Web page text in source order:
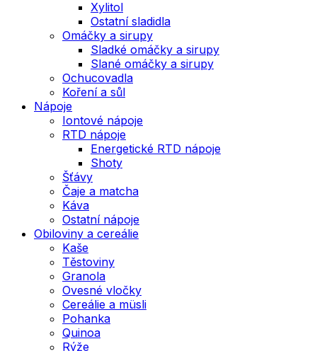
Xylitol
Ostatní sladidla
Omáčky a sirupy
Sladké omáčky a sirupy
Slané omáčky a sirupy
Ochucovadla
Koření a sůl
Nápoje
Iontové nápoje
RTD nápoje
Energetické RTD nápoje
Shoty
Šťávy
Čaje a matcha
Káva
Ostatní nápoje
Obiloviny a cereálie
Kaše
Těstoviny
Granola
Ovesné vločky
Cereálie a müsli
Pohanka
Quinoa
Rýže